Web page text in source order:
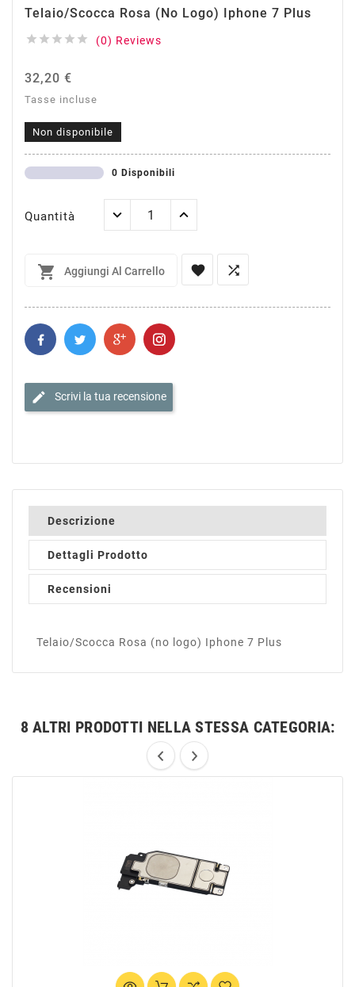
Telaio/Scocca Rosa (no Logo) Iphone 7 Plus
     (0) Reviews
32,20 €
Tasse incluse
Non disponibile
0 Disponibili
Quantità
 Aggiungi Al Carrello  
edit Scrivi la tua recensione
Descrizione
Dettagli Prodotto
Recensioni
Telaio/Scocca Rosa (no logo) Iphone 7 Plus
8 ALTRI PRODOTTI NELLA STESSA CATEGORIA: